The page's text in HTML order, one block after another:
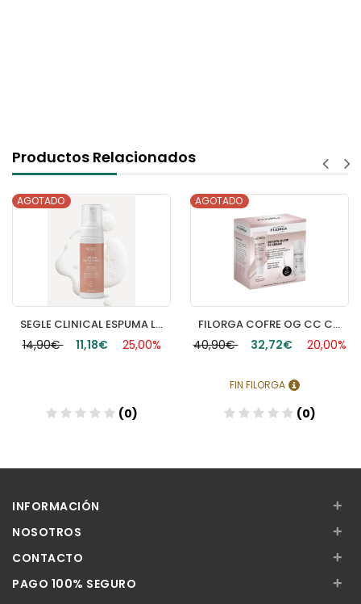
Productos Relacionados
SEGLE CLINICAL ESPUMA LIMPIADORA 1 ENVASE 150 ML
14,90€ 11,18€
AGOTADO
25,00%
(0)
FILORGA COFRE OG CC CREAM
40,90€ 32,72€
AGOTADO
20,00%
FIN FILORGA
(0)
INFORMACIÓN +
NOSOTROS +
CONTACTO +
PAGO 100% SEGURO +